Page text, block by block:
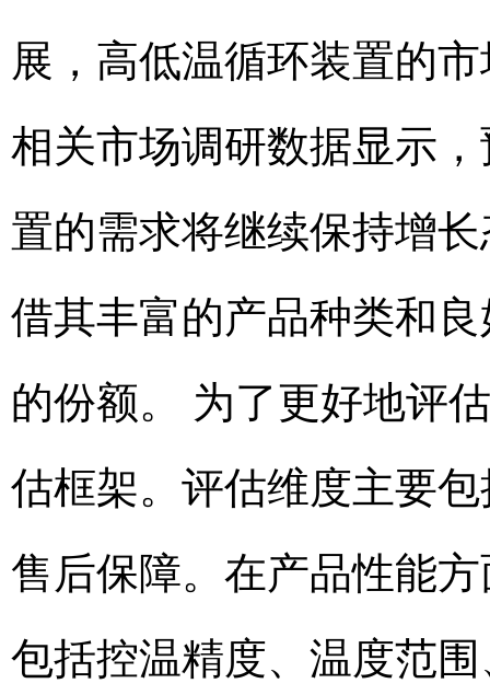
展，高低温循环装置的
相关市场调研数据显示
置的需求将继续保持增
借其丰富的产品种类和
的份额。 为了更好地评
估框架。评估维度主要
售后保障。在产品性能
包括控温精度、温度范